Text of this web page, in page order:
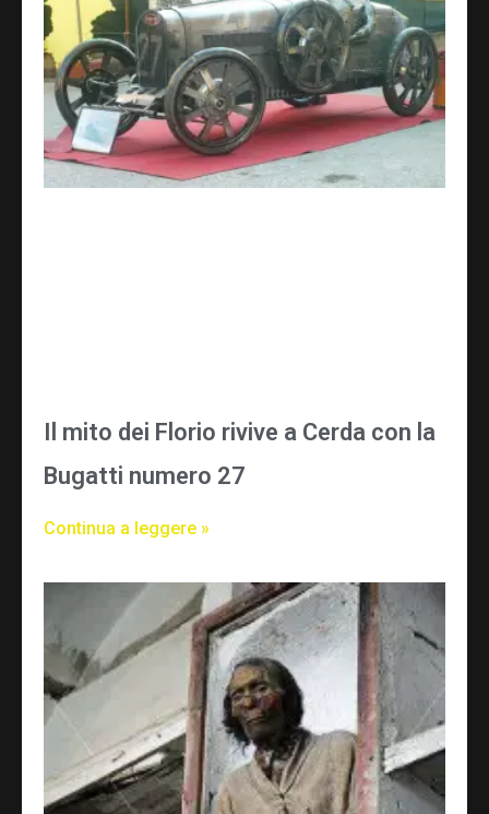
Il mito dei Florio rivive a Cerda con la
Bugatti numero 27
Continua a leggere »